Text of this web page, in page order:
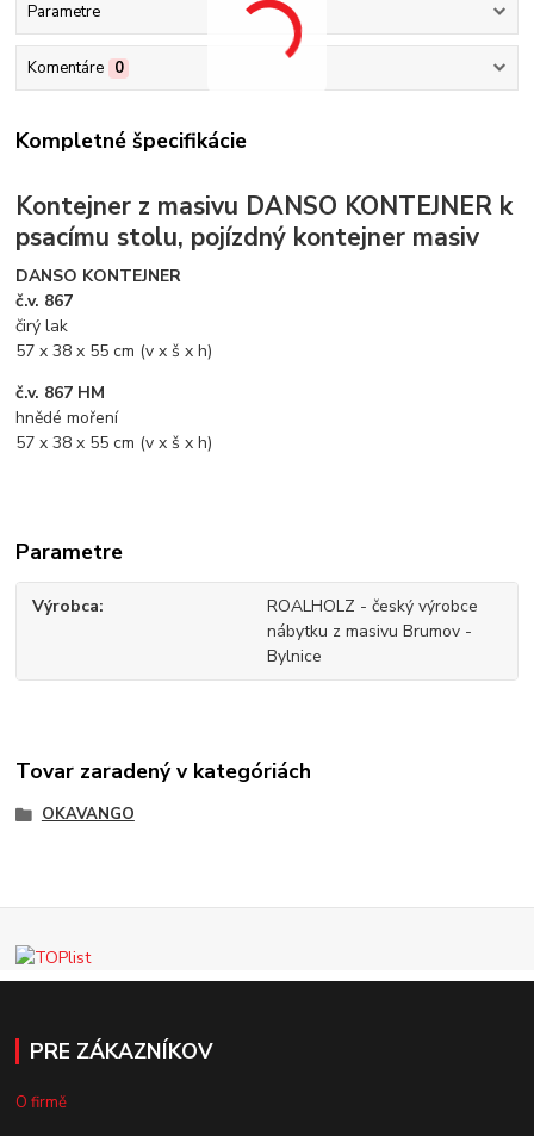
Parametre
Komentáre 0
Kompletné špecifikácie
Kontejner z masivu DANSO KONTEJNER k
psacímu stolu, pojízdný kontejner masiv
DANSO KONTEJNER
č.v. 867
čirý lak
57 x 38 x 55 cm (v x š x h)
č.v. 867 HM
hnědé moření
57 x 38 x 55 cm (v x š x h)
Parametre
Výrobca
ROALHOLZ - český výrobce
nábytku z masivu Brumov -
Bylnice
Tovar zaradený v kategóriách
OKAVANGO
PRE ZÁKAZNÍKOV
O firmě